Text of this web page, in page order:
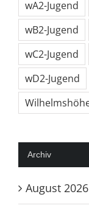
wA2-Jugend
wB2-Jugend
wC2-Jugend
wD2-Jugend
Archiv
August